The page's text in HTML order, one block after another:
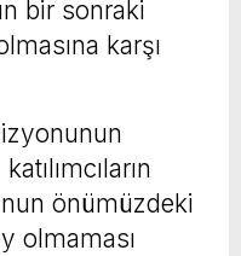
bir sonraki
karşı
önümüzdeki
olmaması